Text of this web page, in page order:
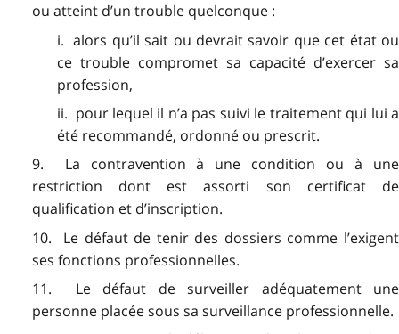
ou atteint d’un trouble quelconque :
i. alors qu’il sait ou devrait savoir que cet état ou
ce trouble compromet sa capacité d’exercer sa
profession,
ii. pour lequel il n’a pas suivi le traitement qui lui a
été recommandé, ordonné ou prescrit.
9. La contravention à une condition ou à une
restriction dont est assorti son certificat de
qualification et d’inscription.
10. Le défaut de tenir des dossiers comme l’exigent
ses fonctions professionnelles.
11. Le défaut de surveiller adéquatement une
personne placée sous sa surveillance professionnelle.